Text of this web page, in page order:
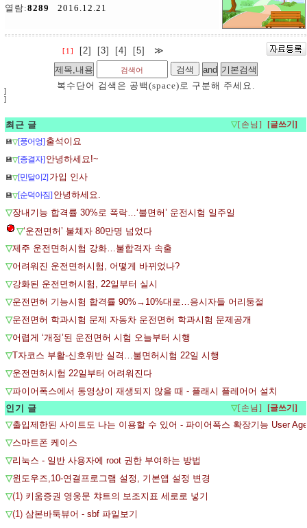
열람:8289 2016.12.21
[1] [2] [3] [4] [5] ≫
복수단어 검색은 공백(space)로 구분해 주세요.
]
]
최근 글 ▽[손님]
💾▽[풍어엉] 출석이요
💾▽[종결자] 안녕하세요!~
💾▽[민달이2] 가입 인사
💾▽[순덕아짐] 안녕하세요.
▽장내기능 합격률 30%로 폭락…‘불면허’ 운전시험 일주일
▽‘운전면허’ 불체자 80만명 넘었다
▽제주 운전면허시험 강화…불합격자 속출
▽어려워진 운전면허시험, 어떻게 바뀌었나?
▽강화된 운전면허시험, 22일부터 실시
▽운전면허 기능시험 합격률 90%→10%대로…응시자들 어리둥절
▽운전면허 학과시험 문제 자동차 운전면허 학과시험 문제공개
▽어렵게 ‘개정’된 운전면허 시험 오늘부터 시행
▽T자코스 부활-신호위반 실격…불면허시험 22일 시행
▽운전면허시험 22일부터 어려워진다
▽파이어폭스에서 동영상이 재생되지 않을 때 - 플래시 플레어어 설치
인기 글
▽[손님]
▽출입제한된 사이트도 나는 이용할 수 있어 - 파이어폭스 확장기능 User
▽스마트폰 케이스
▽리눅스 - 일반 사용자에 root 권한 부여하는 방법
▽윈도우즈,10-연결프로그램 설정, 기본앱 설정 변경
▽(1) 키움증권 영웅문 챠트의 보조지표 세로로 넣기
▽(1) 삼본바둑뷰어 - sbf 파일보기